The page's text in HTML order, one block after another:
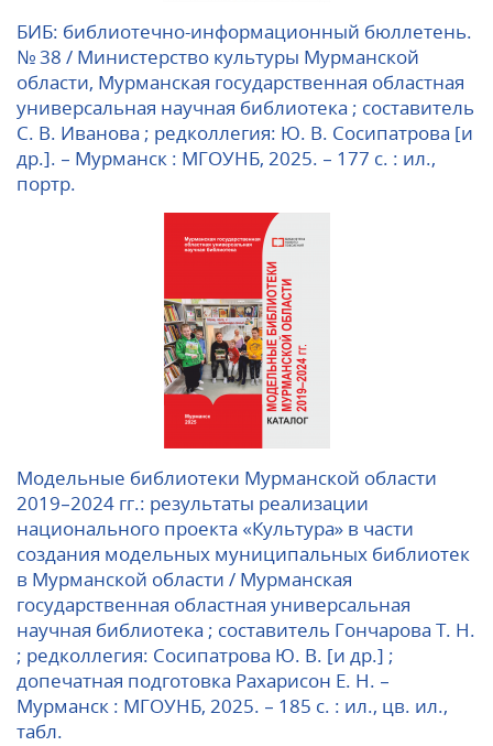
БИБ: библиотечно-информационный бюллетень.
№ 38 / Министерство культуры Мурманской
области, Мурманская государственная областная
универсальная научная библиотека ; составитель
С. В. Иванова ; редколлегия: Ю. В. Сосипатрова [и
др.]. – Мурманск : МГОУНБ, 2025. – 177 с. : ил.,
портр.
Модельные библиотеки Мурманской области
2019–2024 гг.: результаты реализации
национального проекта «Культура» в части
создания модельных муниципальных библиотек
в Мурманской области / Мурманская
государственная областная универсальная
научная библиотека ; составитель Гончарова Т. Н.
; редколлегия: Сосипатрова Ю. В. [и др.] ;
допечатная подготовка Рахарисон Е. Н. –
Мурманск : МГОУНБ, 2025. – 185 с. : ил., цв. ил.,
табл.